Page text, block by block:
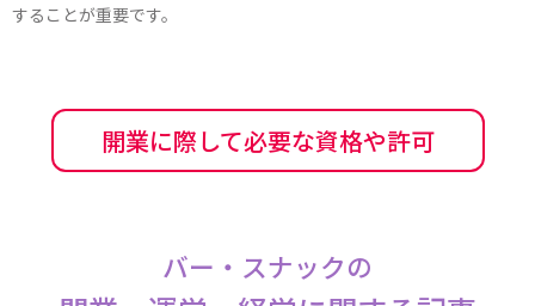
することが重要です。
開業に際して必要な資格や許可
バー・スナックの